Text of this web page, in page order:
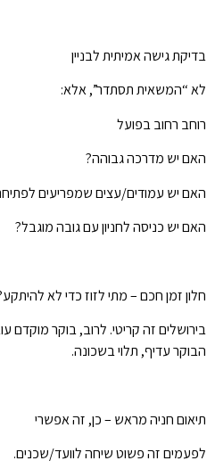
בדיקת גישה אמיתית לבניין
לא “המשאית תסתדר”, אלא:
רוחב רחוב בפועל
האם יש מדרכה גבוהה?
האם יש עמודים/עצים שמפריעים
האם יש כניסה לחניון עם גובה מוגבל?
חלון זמן חכם – מתי לזוז כדי לא
בירושלים זה קריטי. לרוב, בוקר מוקדם
הבוקר עדיף, תלוי בשכונה.
תיאום חניה מראש – כן, זה אפשרי
לפעמים זה פשוט שיחה לוועד/שכנים.